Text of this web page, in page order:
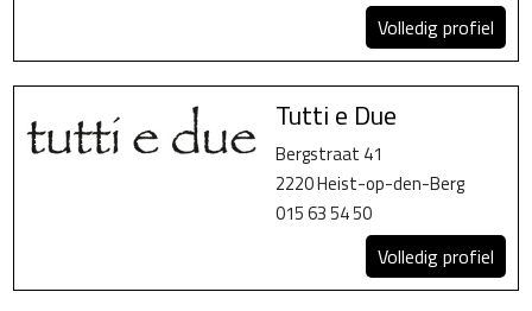
Volledig profiel
Tutti e Due
Bergstraat 41
2220 Heist-op-den-Berg
015 63 54 50
Volledig profiel